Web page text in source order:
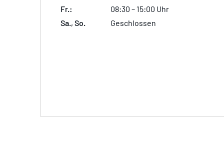
Fr.:
Sa., So.
08:30 – 15:00 Uhr
Geschlossen